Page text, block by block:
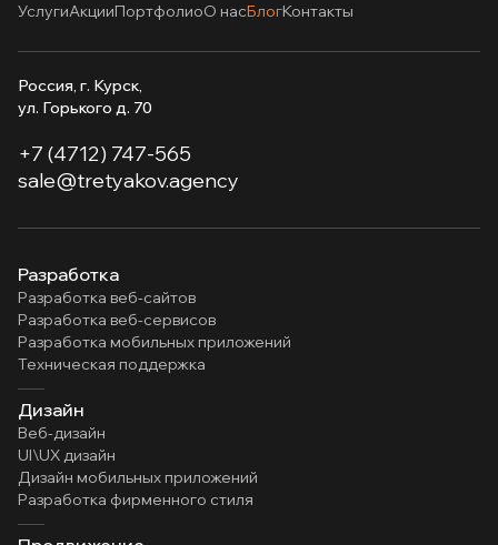
УслугиАкцииПортфолиоО насБлогКонтакты
Россия, г. Курск,
ул. Горького д. 70
+7 (4712) 747-565
sale@tretyakov.agency
Разработка
Разработка веб-сайтов
Разработка веб-сервисов
Разработка мобильных приложений
Техническая поддержка
Дизайн
Веб-дизайн
UI\UX дизайн
Дизайн мобильных приложений
Разработка фирменного стиля